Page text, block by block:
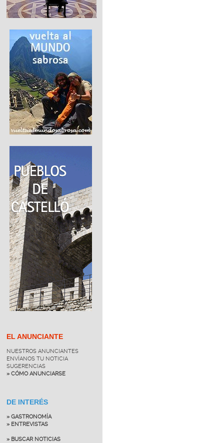
EL ANUNCIANTE
NUESTROS ANUNCIANTES
ENVÍANOS TU NOTICIA
SUGERENCIAS
» CÓMO ANUNCIARSE
DE INTERÉS
» GASTRONOMÍA
» ENTREVISTAS
» BUSCAR NOTICIAS